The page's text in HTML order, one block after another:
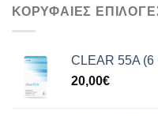
ΚΟΡΥΦΑΙΕΣ
CLEAR 55A (6
20,00€